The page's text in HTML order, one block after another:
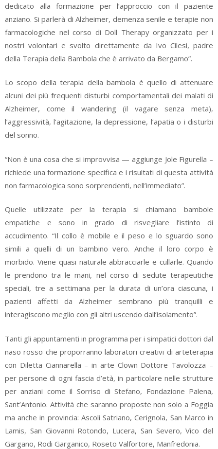
dedicato alla formazione per l’approccio con il paziente
anziano. Si parlerà di Alzheimer, demenza senile e terapie non
farmacologiche nel corso di Doll Therapy organizzato per i
nostri volontari e svolto direttamente da Ivo Cilesi, padre
della Terapia della Bambola che è arrivato da Bergamo”.
Lo scopo della terapia della bambola è quello di attenuare
alcuni dei più frequenti disturbi comportamentali dei malati di
Alzheimer, come il wandering (il vagare senza meta),
l’aggressività, l’agitazione, la depressione, l’apatia o i disturbi
del sonno.
“Non è una cosa che si improvvisa — aggiunge Jole Figurella –
richiede una formazione specifica e i risultati di questa attività
non farmacologica sono sorprendenti, nell’immediato”.
Quelle utilizzate per la terapia si chiamano bambole
empatiche e sono in grado di risvegliare l’istinto di
accudimento. “Il collo è mobile e il peso e lo sguardo sono
simili a quelli di un bambino vero. Anche il loro corpo è
morbido. Viene quasi naturale abbracciarle e cullarle. Quando
le prendono tra le mani, nel corso di sedute terapeutiche
speciali, tre a settimana per la durata di un’ora ciascuna, i
pazienti affetti da Alzheimer sembrano più tranquilli e
interagiscono meglio con gli altri uscendo dall’isolamento”.
Tanti gli appuntamenti in programma per i simpatici dottori dal
naso rosso che proporranno laboratori creativi di arteterapia
con Diletta Ciannarella – in arte Clown Dottore Tavolozza –
per persone di ogni fascia d’età, in particolare nelle strutture
per anziani come il Sorriso di Stefano, Fondazione Palena,
Sant’Antonio. Attività che saranno proposte non solo a Foggia
ma anche in provincia: Ascoli Satriano, Cerignola, San Marco in
Lamis, San Giovanni Rotondo, Lucera, San Severo, Vico del
Gargano, Rodi Garganico, Roseto Valfortore, Manfredonia.